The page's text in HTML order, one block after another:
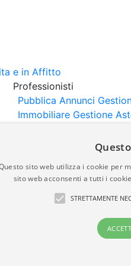
Professionisti
Pubblica Annunci
Immobiliare Gestione
immobiliare-italia.it
veridicità, della
sito web utilizza i cookie per
sito web acconsenti a tutti i
STRETTAMENTE